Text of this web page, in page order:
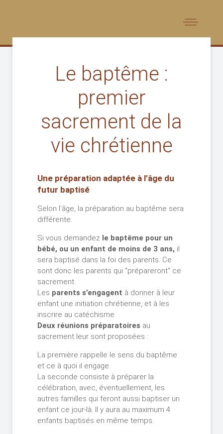
Le baptême :
premier
sacrement de la
vie chrétienne
Une préparation adaptée à l’âge du
futur baptisé
Selon l’âge, la préparation au baptême sera
différente.
Si vous demandez le baptême pour un
bébé, ou un enfant de moins de 3 ans, il
sera baptisé dans la foi des parents. Ce
sont donc les parents qui "prépareront" ce
sacrement.
Les parents s’engagent à donner à leur
enfant une initiation chrétienne, et à les
inscrire au catéchisme.
Deux réunions préparatoires au
sacrement leur sont proposées :
La première rappelle le sens du baptême
et ce à quoi il engage.
La seconde consiste à préparer la
célébration, avec, éventuellement, les
autres familles qui feront aussi baptiser un
enfant ce jour-là. Il y aura au maximum 4
enfants baptisés en même temps.